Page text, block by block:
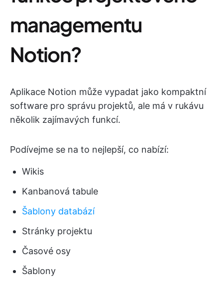
managementu
Notion?
Aplikace Notion může vypadat jako kompaktní
software pro správu projektů, ale má v rukávu
několik zajímavých funkcí.
Podívejme se na to nejlepší, co nabízí:
Wikis
Kanbanová tabule
Šablony databází
Stránky projektu
Časové osy
Šablony